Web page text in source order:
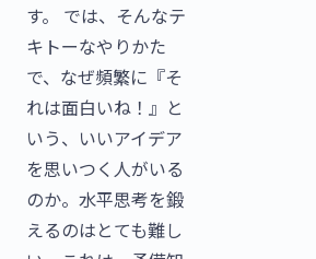
す。 では、そんなテ
キトーなやりかた
で、なぜ頻繁に『そ
れは面白いね！』と
いう、いいアイデア
を思いつく人がいる
のか。水平思考を鍛
えるのはとても難し